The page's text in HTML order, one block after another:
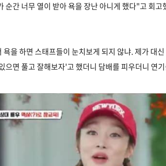
순간 너무 열이 받아 욕을 장난 아니게 했다"고 회고
을 하면 스태프들이 눈치보게 되지 않냐. 제가 대
으면 풀고 잘해보자'고 했더니 담배를 피우더니 연